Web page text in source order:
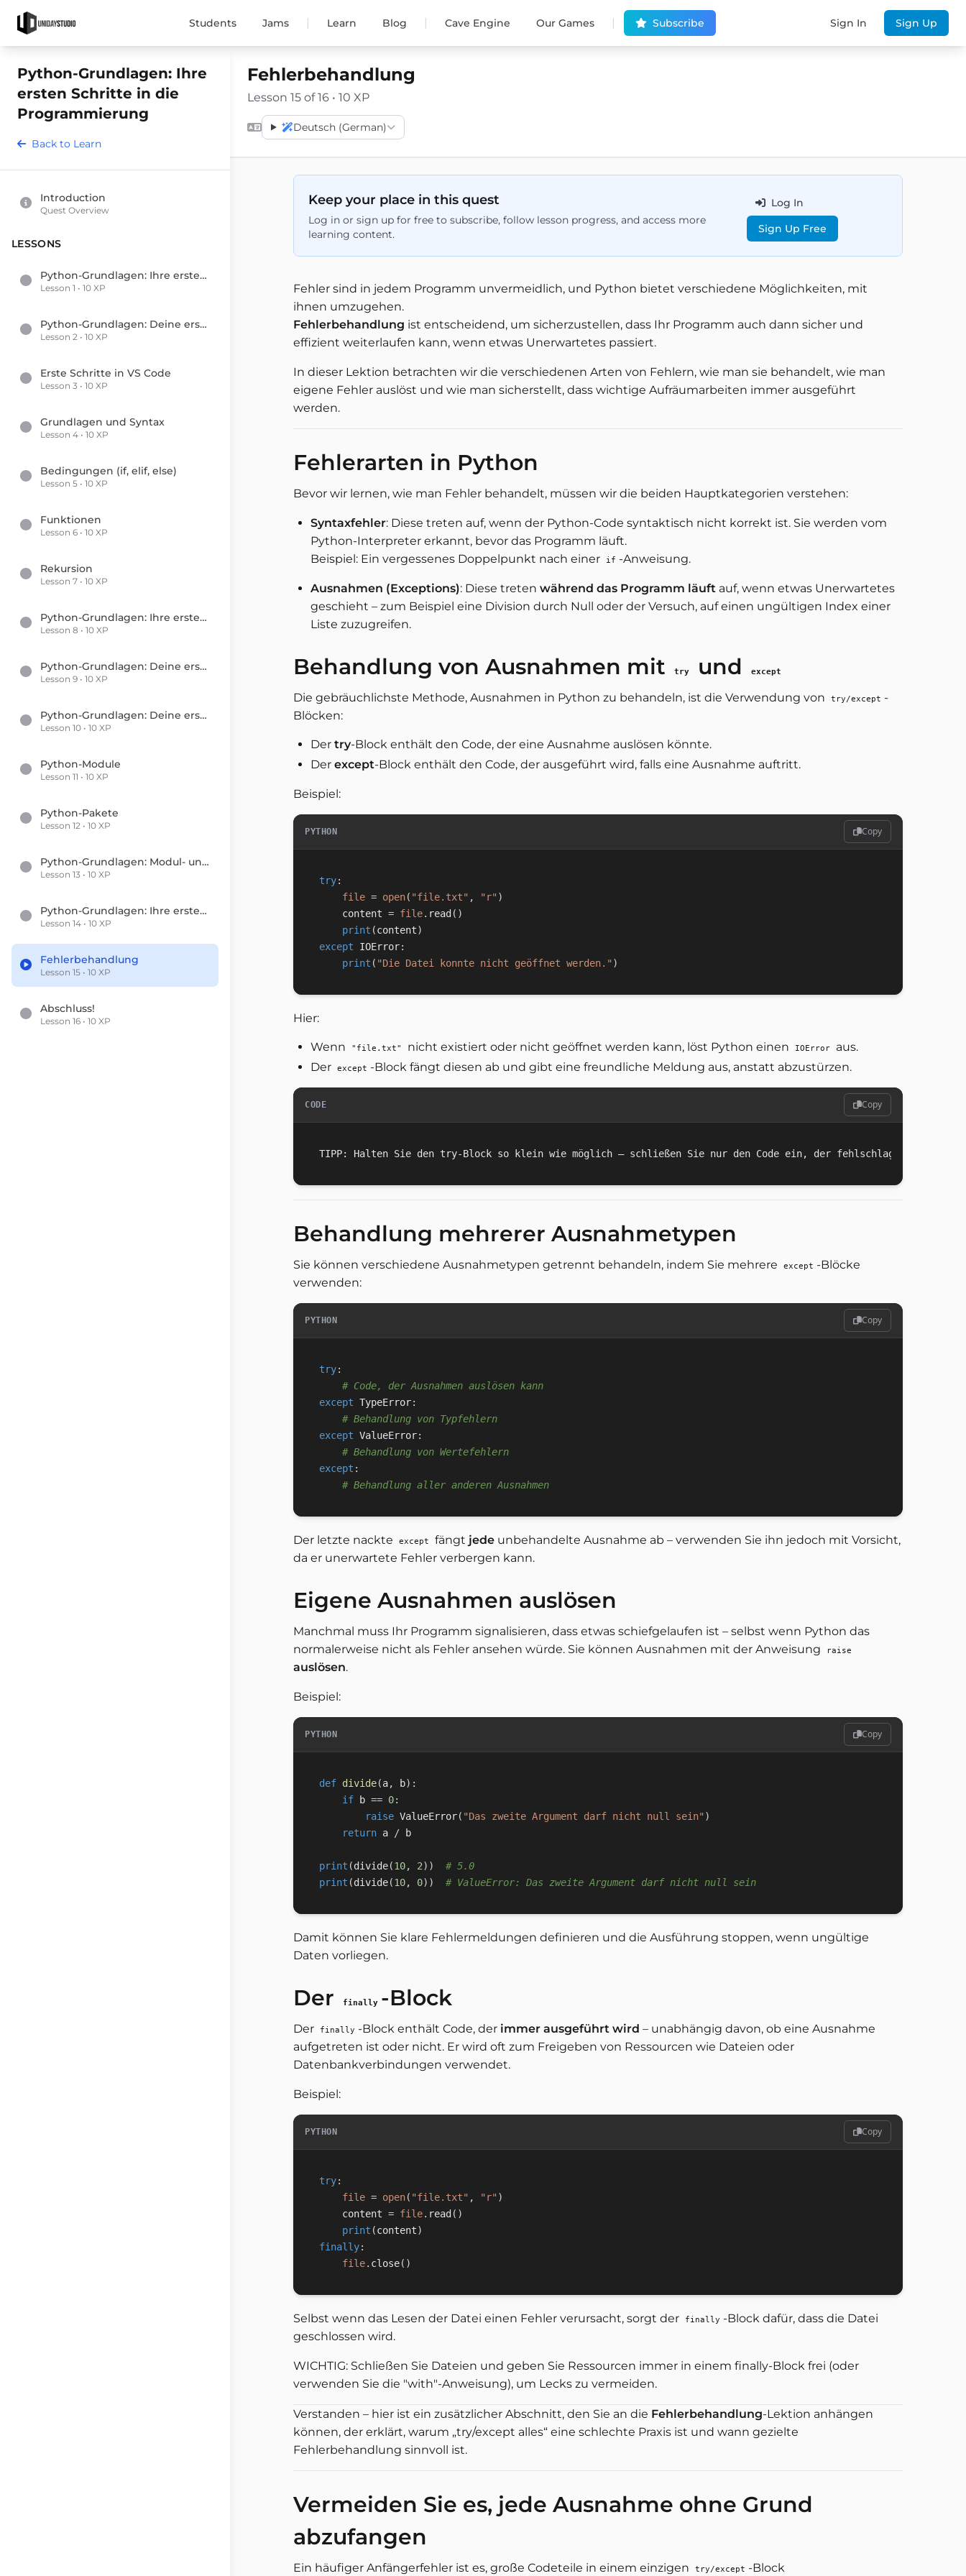
Students Jams | Learn Blog | Cave Engine Our Games | Subscribe Sign In Sign Up
Python-Grundlagen: Ihre
ersten Schritte in die
Programmierung
Back to Learn
Introduction
Quest Overview
LESSONS
Python-Grundlagen: Ihre ersten Schritte in die Programmierung
Lesson 1 • 10 XP
Python-Grundlagen: Deine ersten Schritte in die Programmierung
Lesson 2 • 10 XP
Erste Schritte in VS Code
Lesson 3 • 10 XP
Grundlagen und Syntax
Lesson 4 • 10 XP
Bedingungen (if, elif, else)
Lesson 5 • 10 XP
Funktionen
Lesson 6 • 10 XP
Rekursion
Lesson 7 • 10 XP
Python-Grundlagen: Ihre ersten Schritte in die Programmierung
Lesson 8 • 10 XP
Python-Grundlagen: Deine ersten Schritte in der Programmierung
Lesson 9 • 10 XP
Python-Grundlagen: Deine ersten Schritte in die Programmierung
Lesson 10 • 10 XP
Python-Module
Lesson 11 • 10 XP
Python-Pakete
Lesson 12 • 10 XP
Python-Grundlagen: Modul- und Paketimporte
Lesson 13 • 10 XP
Python-Grundlagen: Ihre ersten Schritte in die Programmierung
Lesson 14 • 10 XP
Fehlerbehandlung
Lesson 15 • 10 XP
Abschluss!
Lesson 16 • 10 XP
Fehlerbehandlung
Lesson 15 of 16 • 10 XP
Deutsch (German)
Keep your place in this quest
Log in or sign up for free to subscribe, follow lesson progress, and access more
learning content.
Log In
Sign Up Free
Fehler sind in jedem Programm unvermeidlich, und Python bietet verschiedene Möglichkeiten, mit
ihnen umzugehen.
Fehlerbehandlung ist entscheidend, um sicherzustellen, dass Ihr Programm auch dann sicher und
effizient weiterlaufen kann, wenn etwas Unerwartetes passiert.
In dieser Lektion betrachten wir die verschiedenen Arten von Fehlern, wie man sie behandelt, wie man
eigene Fehler auslöst und wie man sicherstellt, dass wichtige Aufräumarbeiten immer ausgeführt
werden.
Fehlerarten in Python
Bevor wir lernen, wie man Fehler behandelt, müssen wir die beiden Hauptkategorien verstehen:
Syntaxfehler: Diese treten auf, wenn der Python-Code syntaktisch nicht korrekt ist. Sie werden vom
Python-Interpreter erkannt, bevor das Programm läuft.
Beispiel: Ein vergessenes Doppelpunkt nach einer
if -Anweisung.
Ausnahmen (Exceptions): Diese treten während das Programm läuft auf, wenn etwas Unerwartetes
geschieht – zum Beispiel eine Division durch Null oder der Versuch, auf einen ungültigen Index einer
Liste zuzugreifen.
Behandlung von Ausnahmen mit try und except
Die gebräuchlichste Methode, Ausnahmen in Python zu behandeln, ist die Verwendung von try/except -
Blöcken:
Der try-Block enthält den Code, der eine Ausnahme auslösen könnte.
Der except-Block enthält den Code, der ausgeführt wird, falls eine Ausnahme auftritt.
Beispiel:
PYTHON Copy
try:
file = open( "file.txt" , "r" )
    content
= file. read ( )
print (content)
except IOError:
print ( "Die Datei konnte nicht geöffnet werden." )
Hier:
Wenn "file.txt" nicht existiert oder nicht geöffnet werden kann, löst Python einen IOError
aus.
Der except -Block fängt diesen ab und gibt eine freundliche Meldung aus, anstatt abzustürzen.
CODE Copy
Behandlung mehrerer Ausnahmetypen
Sie können verschiedene Ausnahmetypen getrennt behandeln, indem Sie mehrere except -Blöcke
verwenden:
PYTHON Copy
try:
# Code, der Ausnahmen auslösen kann
except TypeError:
# Behandlung von Typfehlern
except ValueError:
# Behandlung von Wertefehlern
except :
# Behandlung aller anderen Ausnahmen
Der letzte nackte except fängt jede unbehandelte Ausnahme ab – verwenden Sie ihn jedoch mit Vorsicht,
da er unerwartete Fehler verbergen kann.
Eigene Ausnahmen auslösen
Manchmal muss Ihr Programm signalisieren, dass etwas schiefgelaufen ist – selbst wenn Python das
normalerweise nicht als Fehler ansehen würde. Sie können Ausnahmen mit der Anweisung
raise
auslösen.
Beispiel:
PYTHON Copy
def divide(a, b) :
if b == 0:
raise ValueError( "Das zweite Argument darf nicht null sein" )
return a / b
print (divide(10, 2) )
# 5.0
print (divide(10, 0) ) # ValueError: Das zweite Argument darf nicht null sein
Damit können Sie klare Fehlermeldungen definieren und die Ausführung stoppen, wenn ungültige
Daten vorliegen.
Der finally -Block
Der finally -Block enthält Code, der immer ausgeführt wird – unabhängig davon, ob eine Ausnahme
aufgetreten ist oder nicht. Er wird oft zum Freigeben von Ressourcen wie Dateien oder
Datenbankverbindungen verwendet.
Beispiel:
PYTHON Copy
try:
file = open( "file.txt" , "r" )
    content
= file. read ( )
print (content)
finally:
file. close( )
Selbst wenn das Lesen der Datei einen Fehler verursacht, sorgt der finally -Block dafür, dass die Datei
geschlossen wird.
WICHTIG: Schließen Sie Dateien und geben Sie Ressourcen immer in einem finally-Block frei (oder
verwenden Sie die "with"-Anweisung), um Lecks zu vermeiden.
Verstanden – hier ist ein zusätzlicher Abschnitt, den Sie an die Fehlerbehandlung-Lektion anhängen
können, der erklärt, warum „try/except alles“ eine schlechte Praxis ist und wann gezielte
Fehlerbehandlung sinnvoll ist.
Vermeiden Sie es, jede Ausnahme ohne Grund
abzufangen
Ein häufiger Anfängerfehler ist es, große Codeteile in einem einzigen try/except -Block